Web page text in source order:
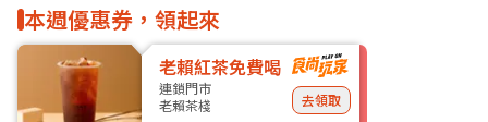
本週優惠券，領起來
老賴紅茶免費喝
連鎖門市
老賴茶棧
去領取